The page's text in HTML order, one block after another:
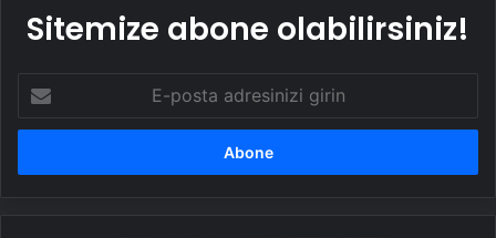
Sitemize abone olabilirsiniz!
posta
adresinizi